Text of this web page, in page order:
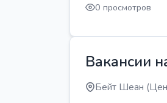
0 просмотров
Вакансии
Бейт Шеан